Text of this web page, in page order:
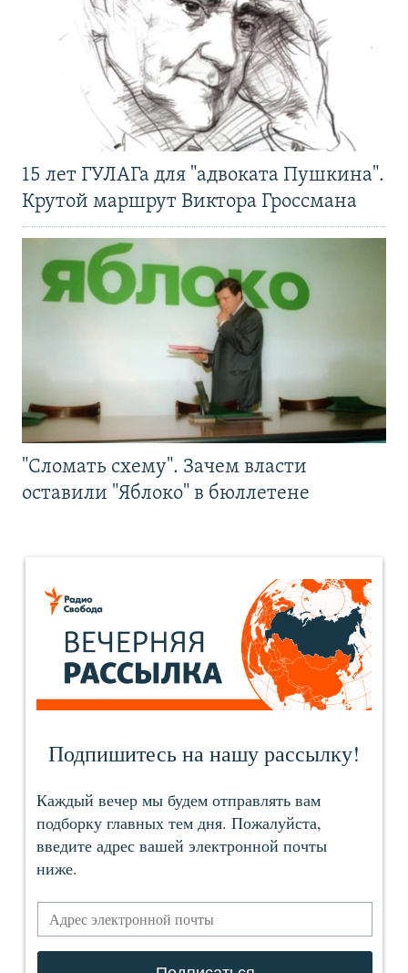
15 лет ГУЛАГа для "адвоката Пушкина".
Крутой маршрут Виктора Гроссмана
"Сломать схему". Зачем власти
оставили "Яблоко" в бюллетене